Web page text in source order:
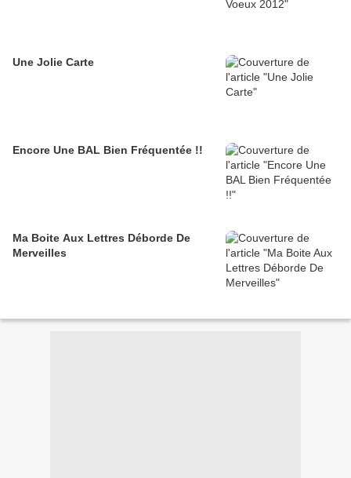
Une Jolie Carte
Encore Une BAL Bien Fréquentée !!
Ma Boite Aux Lettres Déborde De
Merveilles